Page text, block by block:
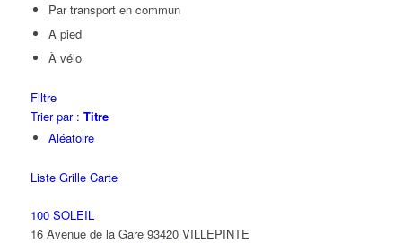
Par transport en commun
A pied
À vélo
Filtre
Trier par : Titre
Aléatoire
Liste Grille Carte
100 SOLEIL
16 Avenue de la Gare 93420 VILLEPINTE